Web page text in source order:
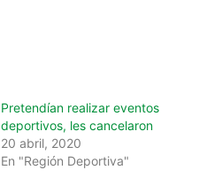
Pretendían realizar eventos
deportivos, les cancelaron
20 abril, 2020
En "Región Deportiva"